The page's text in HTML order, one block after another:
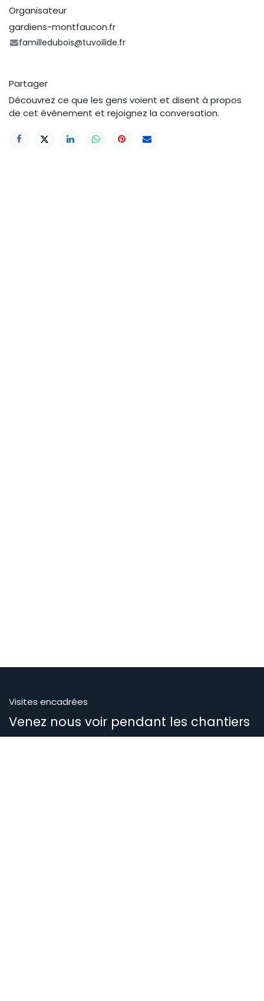
Organisateur
gardiens-montfaucon.fr
familledubois@tuvoilide.fr
Partager
Découvrez ce que les gens voient et disent à propos
de cet événement et rejoignez la conversation.
Visites encadrées
Venez nous voir pendant les chantiers